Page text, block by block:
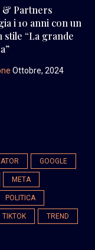
& Partners
i 10 anni con un
stile “La grande
Ottobre, 2024
GOOGLE
META
POLITICA
TIKTOK TREND